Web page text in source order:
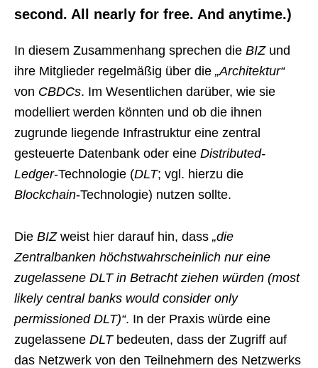
second. All nearly for free. And anytime.)
In diesem Zusammenhang sprechen die BIZund
ihre Mitglieder regelmäßig über die „Architektur“
von CBDCs. Im Wesentlichen darüber, wie sie
modelliert werden könnten und ob die ihnen
zugrunde liegende Infrastruktur eine zentral
gesteuerte Datenbank oder eine Distributed-
Ledger-Technologie (DLT; vgl. hierzu die
Blockchain-Technologie) nutzen sollte.
Die BIZweist hier darauf hin, dass „die
Zentralbanken höchstwahrscheinlich nur eine
zugelassene DLT in Betracht ziehen würden (most
likely central banks would consider only
permissioned DLT)“. In der Praxis würde eine
zugelassene DLTbedeuten, dass der Zugriff auf
das Netzwerk von den Teilnehmern des Netzwerks